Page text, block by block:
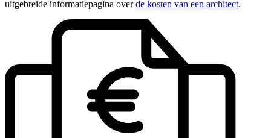
uitgebreide informatiepagina overde kosten van een architect.